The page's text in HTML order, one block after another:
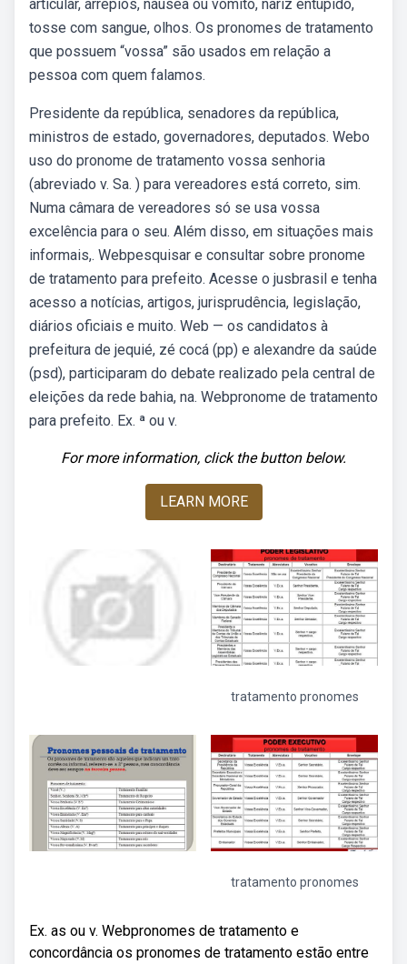
articular, arrepios, náusea ou vômito, nariz entupido,
tosse com sangue, olhos. Os pronomes de tratamento
que possuem “vossa” são usados em relação a
pessoa com quem falamos.
Presidente da república, senadores da república,
ministros de estado, governadores, deputados. Webo
uso do pronome de tratamento vossa senhoria
(abreviado v. Sa. ) para vereadores está correto, sim.
Numa câmara de vereadores só se usa vossa
excelência para o seu. Além disso, em situações mais
informais,. Webpesquisar e consultar sobre pronome
de tratamento para prefeito. Acesse o jusbrasil e tenha
acesso a notícias, artigos, jurisprudência, legislação,
diários oficiais e muito. Web — os candidatos à
prefeitura de jequié, zé cocá (pp) e alexandre da saúde
(psd), participaram do debate realizado pela central de
eleições da rede bahia, na. Webpronome de tratamento
para prefeito. Ex. ª ou v.
For more information, click the button below.
LEARN MORE
tratamento pronomes
tratamento pronomes
Ex. as ou v. Webpronomes de tratamento e
concordância os pronomes de tratamento estão entre